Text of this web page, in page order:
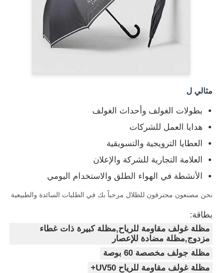
مثالي ل
بطولات الغولف وأحداث الغولف
هدايا العمل للشركات
العطايا الترويجية والتسويقية
العلامة التجارية للشركة والإعلان
الأنشطة في الهواء الطلق والاستخدام اليومي
نحن مصنعون محترفون للظلال مرحباً بك في الطلبات السائدة والطبيعية
بطاقة:
مظلة غولف مقاومة للرياح,مظلة كبيرة ذات غطاء
مزدوج,مظلة مضادة للإعصار
مظلة جولف مخصصة 60 بوصة
مظلة غولف مقاومة للرياح UV50+